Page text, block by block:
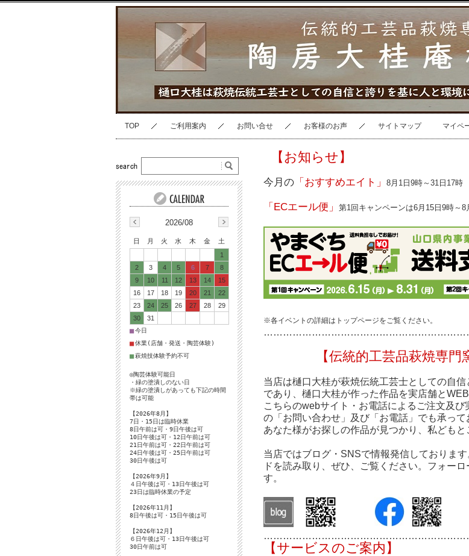
TOP ご利用案内 お問い合せ お客様のお声 サイトマップ マイペ
【お知らせ】
今月の 「おすすめエイト」 8月1日9時～31日17時
「ECエール便」 第1回キャンペーンは6月15日9時～8
※各イベントの詳細はトップページをご覧ください。
【伝統的工芸品萩焼専門
当店は樋口大桂が萩焼伝統工芸士としての自
であり、樋口大桂が作った作品を実店舗と
こちらのwebサイト・お電話によるご注文及
の「お問い合わせ」及び「お電話」でも承って
あなた様がお探しの作品が見つかり、私ども
当店ではブログ・SNSで情報発信しておりま
ドを読み取り、ぜひ、ご覧ください。フォー
す。
【サービスのご案内】
2026/08
日 月 火 水 木 金
土
1
2
3 4 5 6 7
8
9
10 11 12 13 14
15
16
17 18 19 20 21
22
23
24 25 26 27 28
29
30
31
■今日
■休業(店舗・発送・陶芸体験)
■萩焼技体験予約不可
◎陶芸体験可能日
・緑の塗潰しのない日
※緑の塗潰しがあっても下記の時間
帯は可能
【2026年8月】
7日・15日は臨時休業
8日午前は可・9日午後は可
10日午後は可・12日午前は可
21日午前は可・22日午前は可
24日午後は可・25日午前は可
30日午後は可
【2026年9月】
４日午後は可・13日午後は可
23日は臨時休業の予定
【2026年11月】
8日午後は可・15日午後は可
【2026年12月】
６日午後は可・13日午後は可
30日午前は可